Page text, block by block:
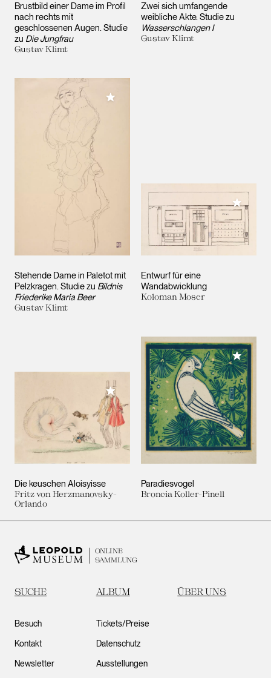
Brustbild einer Dame im Profil
nach rechts mit
geschlossenen Augen. Studie
zu Die Jungfrau
Gustav Klimt
Zwei sich umfangende
weibliche Akte. Studie zu
Wasserschlangen I
Gustav Klimt
Stehende Dame in Paletot mit
Pelzkragen. Studie zu Bildnis
Friederike Maria Beer
Gustav Klimt
Meiner Sammlung hinzufügen
Entwurf für eine
Wandabwicklung
Koloman Moser
Meiner
Die keuschen Aloisyisse
Fritz von Herzmanovsky-
Orlando
Meiner Sammlung hinzufügen
Paradiesvogel
Broncia Koller-Pinell
Meiner
ONLINE
SAMMLUNG
SUCHE ALBUM ÜBER UNS
Besuch
Kontakt
Newsletter
Tickets/Preise
Datenschutz
Ausstellungen